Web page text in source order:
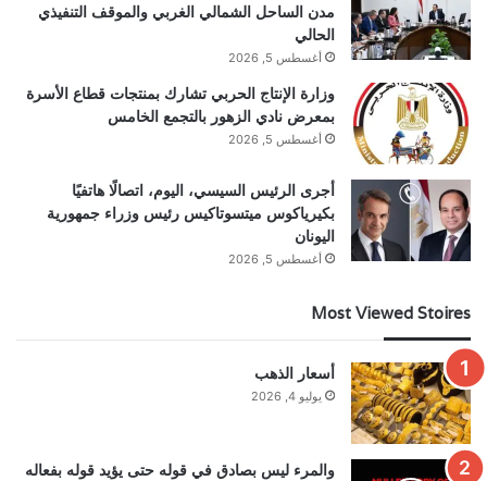
مدن الساحل الشمالي الغربي والموقف التنفيذي
الحالي
أغسطس 5, 2026
وزارة الإنتاج الحربي تشارك بمنتجات قطاع الأسرة
بمعرض نادي الزهور بالتجمع الخامس
أغسطس 5, 2026
أجرى الرئيس السيسي، اليوم، اتصالًا هاتفيًا
بكيرياكوس ميتسوتاكيس رئيس وزراء جمهورية
اليونان
أغسطس 5, 2026
Most Viewed Stoires
أسعار الذهب
يوليو 4, 2026
والمرء ليس بصادق في قوله حتى يؤيد قوله بفعاله